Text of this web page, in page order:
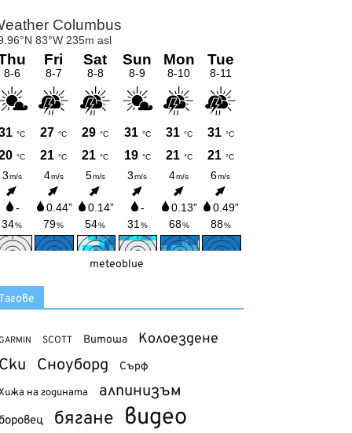
meteoblue
SCOTT Витоша Колоездене
Сноуборд Сърф
на годината алпинизъм
бягане видео